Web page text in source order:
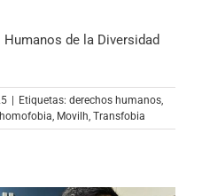
de la Diversidad
Etiquetas: derechos humanos,
homofobia, Movilh, Transfobia